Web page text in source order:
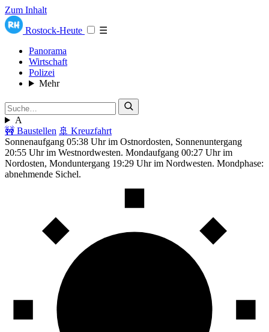
Zum Inhalt
Rostock-Heute
☰
Panorama
Wirtschaft
Polizei
Mehr
A
🚧 Baustellen 🚢 Kreuzfahrt
Sonnenaufgang 05:38 Uhr im Ostnordosten, Sonnenuntergang
20:55 Uhr im Westnordwesten. Mondaufgang 00:27 Uhr im
Nordosten, Monduntergang 19:29 Uhr im Nordwesten. Mondphase:
abnehmende Sichel.